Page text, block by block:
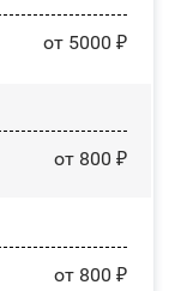
от 5000 ₽
от 800 ₽
от 800 ₽